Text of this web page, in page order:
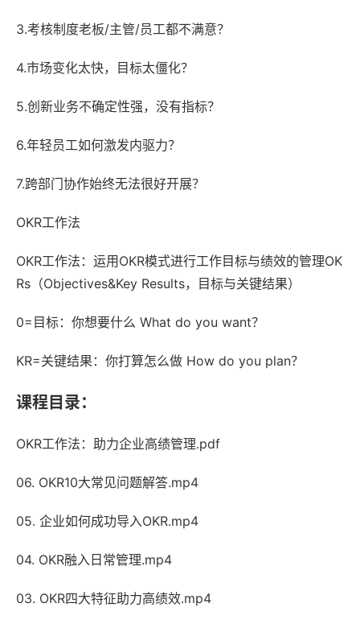
3.考核制度老板/主管/员工都不满意？
4.市场变化太快，目标太僵化？
5.创新业务不确定性强，没有指标？
6.年轻员工如何激发内驱力？
7.跨部门协作始终无法很好开展？
OKR工作法
OKR工作法：运用OKR模式进行工作目标与绩效的管理OK
Rs（Objectives&Key Results，目标与关键结果）
0=目标：你想要什么 What do you want？
KR=关键结果：你打算怎么做 How do you plan？
课程目录：
OKR工作法：助力企业高绩管理.pdf
06. OKR10大常见问题解答.mp4
05. 企业如何成功导入OKR.mp4
04. OKR融入日常管理.mp4
03. OKR四大特征助力高绩效.mp4